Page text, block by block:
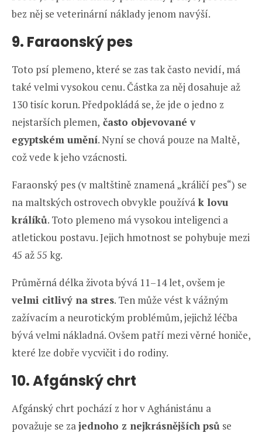
bez něj se veterinární náklady jenom navýší.
9. Faraonský pes
Toto psí plemeno, které se zas tak často nevidí, má
také velmi vysokou cenu. Částka za něj dosahuje až
130 tisíc korun. Předpokládá se, že jde o jedno z
nejstarších plemen, často objevované v
egyptském umění. Nyní se chová pouze na Maltě,
což vede k jeho vzácnosti.
Faraonský pes (v maltštině znamená „králičí pes“) se
na maltských ostrovech obvykle používá k lovu
králíků. Toto plemeno má vysokou inteligenci a
atletickou postavu. Jejich hmotnost se pohybuje mezi
45 až 55 kg.
Průměrná délka života bývá 11–14 let, ovšem je
velmi citlivý na stres. Ten může vést k vážným
zažívacím a neurotickým problémům, jejichž léčba
bývá velmi nákladná. Ovšem patří mezi věrné honiče,
které lze dobře vycvičit i do rodiny.
10. Afgánský chrt
Afgánský chrt pochází z hor v Aghánistánu a
považuje se zajednoho z nejkrásnějších psů se